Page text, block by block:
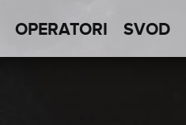
OPERATORI SVOD